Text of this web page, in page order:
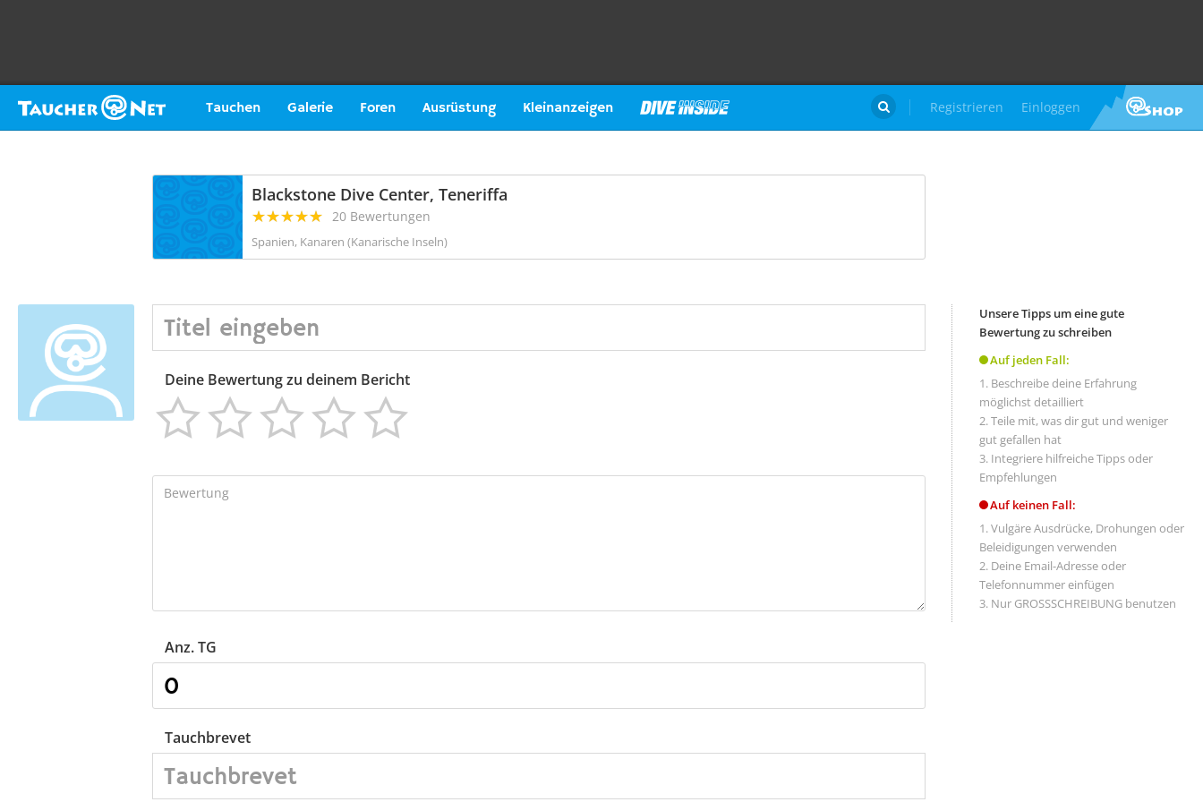
Tauchen Galerie Foren Ausrüstung Kleinanzeigen Registrieren Einloggen

Blackstone Dive Center, Teneriffa
20 Bewertungen
Spanien, Kanaren (Kanarische Inseln)
Unsere Tipps um eine gute
Bewertung zu schreiben
Auf jeden Fall:
Beschreibe deine Erfahrung
möglichst detailliert
Teile mit, was dir gut und weniger
gut gefallen hat
Integriere hilfreiche Tipps oder
Empfehlungen
Auf keinen Fall:
Vulgäre Ausdrücke, Drohungen oder
Beleidigungen verwenden
Deine Email-Adresse oder
Telefonnummer einfügen
Nur GROSSSCHREIBUNG benutzen
Deine Bewertung zu deinem Bericht
    
Anz. TG
Tauchbrevet